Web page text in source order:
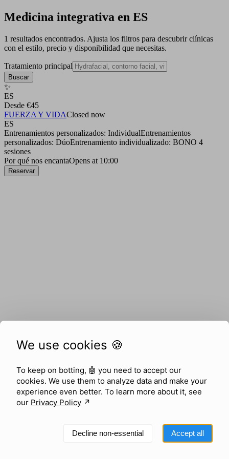
Medicina integrativa en ES
1 resultados encontrados. Ajusta los filtros para descubrir clínicas
con el estilo, precio y disponibilidad que necesitas.
Tratamiento principal
Buscar
✨
ES
Desde €45
FUERZA Y VIDAClosed now
ES
Entrenamientos personalizados: IndividualEntrenamientos
personalizados: DúoEntrenamiento individualizado: BONO 4
sesiones
Por qué nos encantaOpens at 10:00
Reservar
We use cookies 🍪
To keep on botting, 🤖 you need to accept our
cookies. We use them to analyze data and make your
experience even better. To learn more about it, see
our Privacy Policy ↗︎
Decline non-essential Accept all